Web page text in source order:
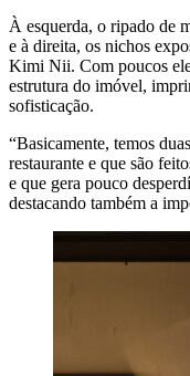
À esquerda, o ripado de
e à direita, os nichos
Kimi Nii. Com poucos
estrutura do imóvel,
sofisticação.
“Basicamente, temos
restaurante e que são
e que gera pouco
destacando também a